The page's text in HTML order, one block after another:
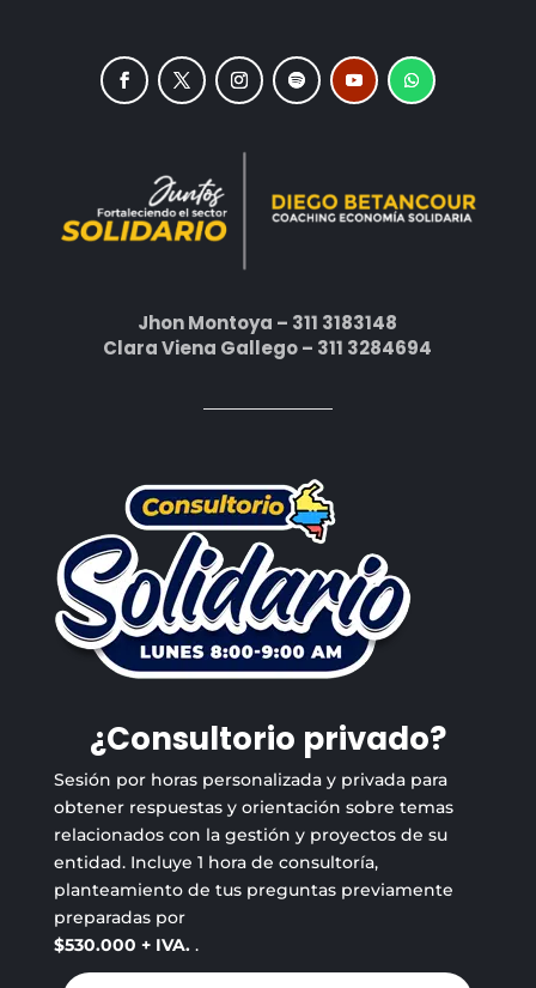
Jhon Montoya – 311 3183148
Clara Viena Gallego – 311 3284694
¿Consultorio privado?
Sesión por horas personalizada y privada para
obtener respuestas y orientación sobre temas
relacionados con la gestión y proyectos de su
entidad. Incluye 1 hora de consultoría,
planteamiento de tus preguntas previamente
preparadas por
$530.000 + IVA. .